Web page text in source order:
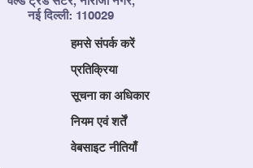
नई दिल्ली: 110029
हमसे संपर्क करें
प्रतिक्रिया
सूचना का अधिकार
नियम एवं शर्तें
वेबसाइट नीतियाँ